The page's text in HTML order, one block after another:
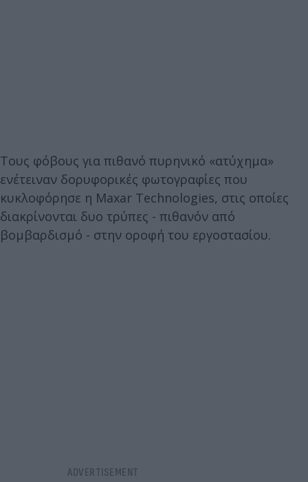
Τους φόβους για πιθανό πυρηνικό «ατύχημα»
ενέτειναν δορυφορικές φωτογραφίες που
κυκλοφόρησε η Maxar Technologies, στις οποίες
διακρίνονται δυο τρύπες - πιθανόν από
βομβαρδισμό - στην οροφή του εργοστασίου.